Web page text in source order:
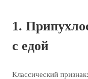
1.
с едой
Классический